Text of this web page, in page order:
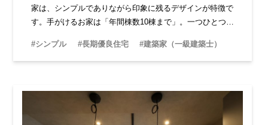
家は、シンプルでありながら印象に残るデザインが特徴で
す。手がけるお家は「年間棟数10棟まで」。一つひとつの
い工務店さんです。
#シンプル #長期優良住宅 #建築家（一級建築士）